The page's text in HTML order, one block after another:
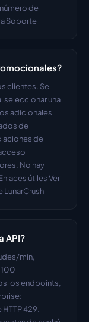
de
Soporte
clientes. Se
seleccionar una
adicionales
de
de
No hay
útiles Ver
API?
min,
los endpoints,
429.